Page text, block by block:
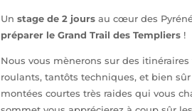
Un stage de 2 joursau cœur des
préparer le Grand Trail des Templiers!
Nous vous mènerons sur des
roulants, tantôts techniques, et bien sûr
montées courtes très raides qui vous